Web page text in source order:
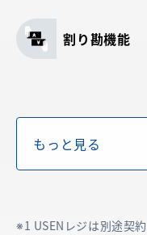
割り勘機能
イアウト
もっと見る
※1 USENレジは別途契